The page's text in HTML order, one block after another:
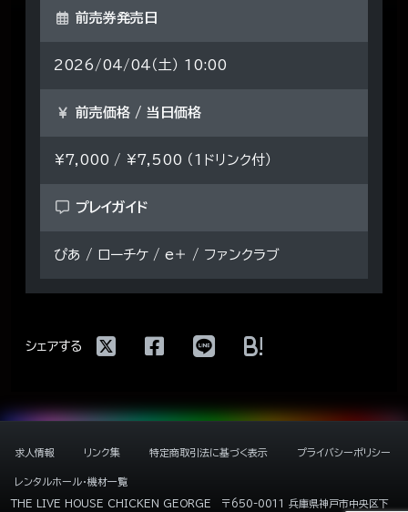
前売券発売日
2026/04/04（土） 10:00
前売価格 / 当日価格
¥7,000 / ¥7,500 （1ドリンク付）
プレイガイド
ぴあ / ローチケ / e＋ / ファンクラブ
シェアする !
求人情報 リンク集 特定商取引法に基づく表示 プライバシーポリシー
レンタルホール・機材一覧
THE LIVE HOUSE CHICKEN GEORGE 〒650-0011 兵庫県神戸市中央区下